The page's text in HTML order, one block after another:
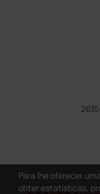
Para lhe oferecer
obter estatísticas,